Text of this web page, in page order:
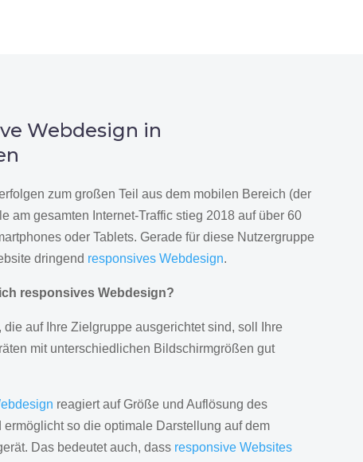
Webdesign in
zum großen Teil aus dem mobilen Bereich (der
am gesamten Internet-Traffic stieg 2018 auf über 60
oder Tablets. Gerade für diese Nutzergruppe
dringend responsives Webdesign.
responsives Webdesign?
, die auf Ihre Zielgruppe ausgerichtet sind, soll Ihre
mit unterschiedlichen Bildschirmgrößen gut
reagiert auf Größe und Auflösung des
ermöglicht so die optimale Darstellung auf dem
Das bedeutet auch, dass responsive Websites